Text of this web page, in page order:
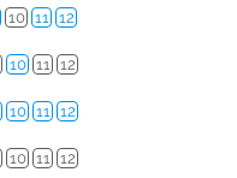
10 11 12
10 11 12
10 11 12
10 11 12